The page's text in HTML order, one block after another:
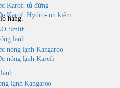
hàng.
Karofi tủ đứng
Karofi Hydro-ion kiềm
Smith
lạnh
nóng lạnh Kangaroo
nóng lạnh Karofi
lạnh Kangaroo